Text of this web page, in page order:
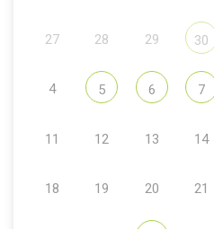
27 28 29 30
4 5 6 7
11 12 13 14
18 19 20 21